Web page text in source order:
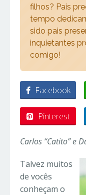
filhos? Pais
tempo
sido pais
inquietantes
comigo!
Facebook
Pinterest
Carlos “Catito” e
Talvez muitos
de vocês
conheçam o